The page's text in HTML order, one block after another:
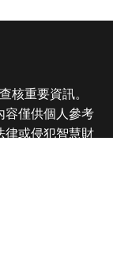
核重要資訊。
容僅供個人參考
律或侵犯智慧財